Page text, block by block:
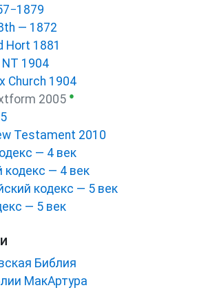
— 1872
Hort 1881
1904
Church 1904
2005 ●
Testament 2010
— 4 век
кодекс — 4 век
кодекс — 5 век
— 5 век
Библия
МакАртура